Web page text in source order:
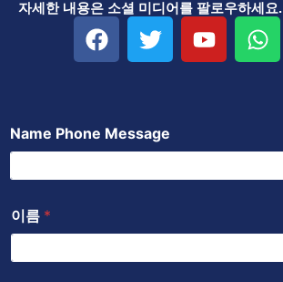
자세한 내용은 소셜 미디어를 팔로우하세요.
F
a
o
k
트
위
유
튜
W
h
p
Name Phone Message
이름 *